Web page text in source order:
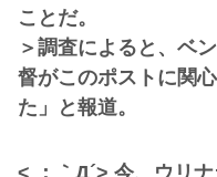
ことだ。
＞調査によると、ベ
督がこのポストに関
た」と報道。